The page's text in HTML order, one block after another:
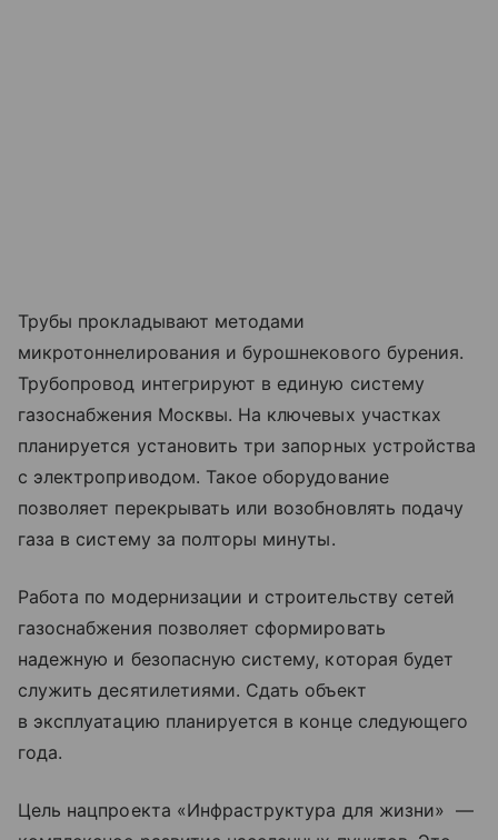
Трубы прокладывают методами
микротоннелирования и бурошнекового бурения.
Трубопровод интегрируют в единую систему
газоснабжения Москвы. На ключевых участках
планируется установить три запорных устройства
с электроприводом. Такое оборудование
позволяет перекрывать или возобновлять подачу
газа в систему за полторы минуты.
Работа по модернизации и строительству сетей
газоснабжения позволяет сформировать
надежную и безопасную систему, которая будет
служить десятилетиями. Сдать объект
в эксплуатацию планируется в конце следующего
года.
Цель нацпроекта «Инфраструктура для жизни» —